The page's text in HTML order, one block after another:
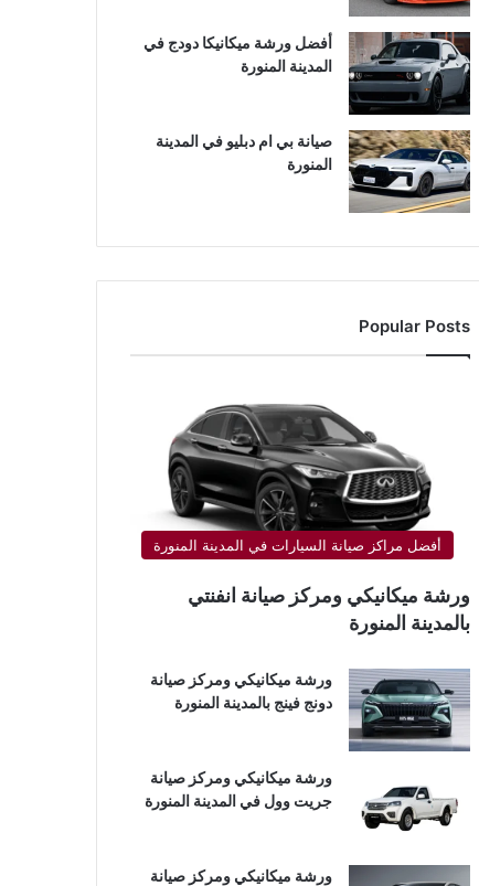
أفضل ورشة ميكانيكا دودج في
المدينة المنورة
صيانة بي ام دبليو في المدينة
المنورة
Popular Posts
أفضل مراكز صيانة السيارات في المدينة المنورة
ورشة ميكانيكي ومركز صيانة انفنتي
بالمدينة المنورة
ورشة ميكانيكي ومركز صيانة
دونج فينج بالمدينة المنورة
ورشة ميكانيكي ومركز صيانة
جريت وول في المدينة المنورة
ورشة ميكانيكي ومركز صيانة